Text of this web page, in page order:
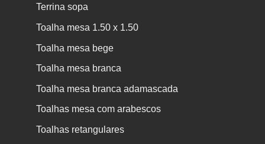
Terrina sopa
Toalha mesa 1.50 x 1.50
Toalha mesa bege
Toalha mesa branca
Toalha mesa branca adamascada
Toalhas mesa com arabescos
Toalhas retangulares